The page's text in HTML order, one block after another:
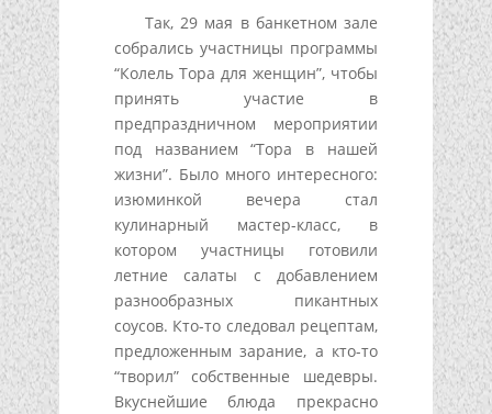
Так, 29 мая в банкетном зале
собрались участницы программы
“Колель Тора для женщин”, чтобы
принять участие в
предпраздничном мероприятии
под названием “Тора в нашей
жизни”. Было много интересного:
изюминкой вечера стал
кулинарный мастер-класс, в
котором участницы готовили
летние салаты с добавлением
разнообразных пикантных
соусов. Кто-то следовал рецептам,
предложенным зарание, а кто-то
“творил” собственные шедевры.
Вкуснейшие блюда прекрасно